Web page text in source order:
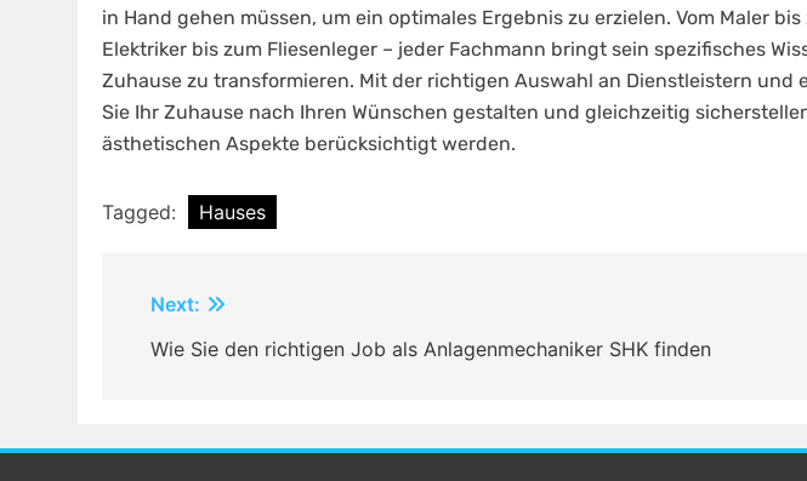
in Hand gehen müssen, um ein optimales Ergebnis zu erzielen. Vom Maler
Elektriker bis zum Fliesenleger – jeder Fachmann bringt sein spezifisches
Zuhause zu transformieren. Mit der richtigen Auswahl an Dienstleistern und
Sie Ihr Zuhause nach Ihren Wünschen gestalten und gleichzeitig
ästhetischen Aspekte berücksichtigt werden.
Tagged: Hauses
Post
navigation
Next:
Wie Sie den richtigen Job als Anlagenmechaniker SHK finden